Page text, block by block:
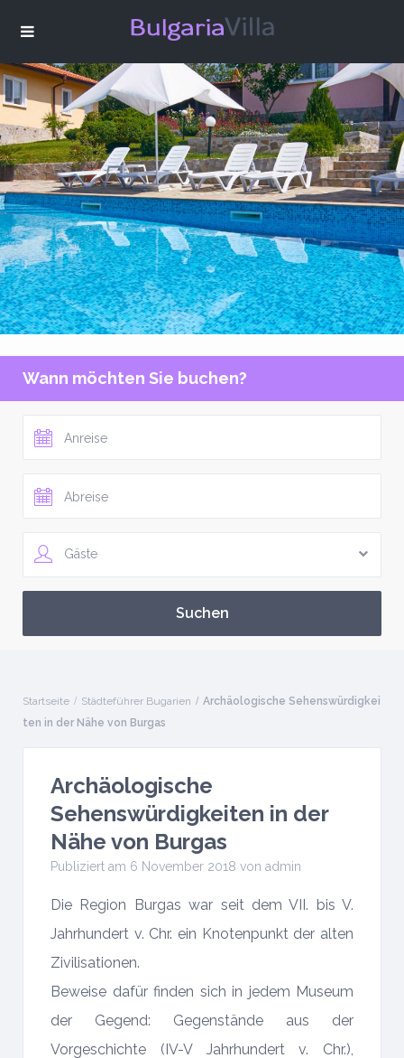
Wann möchten Sie buchen?
Gäste
Startseite Städteführer Bugarien
Archäologische Sehenswürdigkei
ten in der Nähe von Burgas
Archäologische
Sehenswürdigkeiten in der
Nähe von Burgas
Publiziert am 6 November 2018 von admin
Die Region Burgas war seit dem VII. bis V.
Jahrhundert v. Chr. ein Knotenpunkt der alten
Zivilisationen.
Beweise dafür finden sich in jedem Museum
der Gegend: Gegenstände aus der
Vorgeschichte (IV-V Jahrhundert v. Chr.),